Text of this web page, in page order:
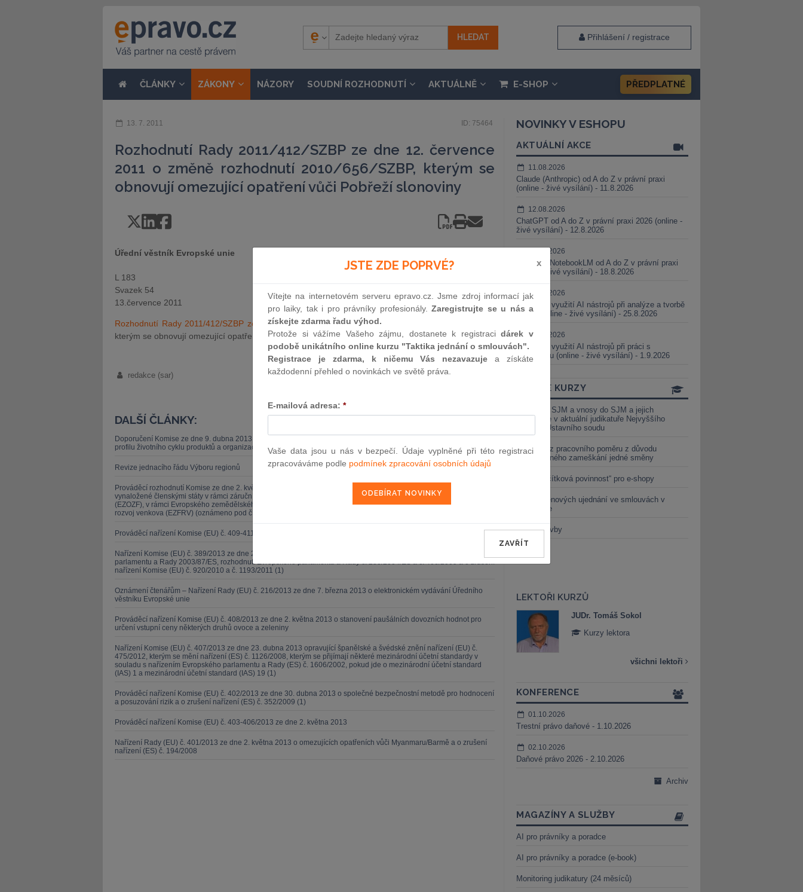
Přihlášení / registrace
ČLÁNKY ZÁKONY NÁZORY SOUDNÍ ROZHODNUTÍ AKTUÁLNĚ E-SHOP PŘEDPLATNÉ
13. 7. 2011 ID: 75464
Rozhodnutí Rady 2011/412/SZBP ze dne 12. července
2011 o změně rozhodnutí 2010/656/SZBP, kterým se
obnovují omezující opatření vůči Pobřeží slonoviny
Úřední věstník Evropské unie
L 183
Svazek 54
13.července 2011
Rozhodnutí Rady 2011/412/SZBP ze dne 12. července 2011 o změně rozhodnutí 2010/656/SZBP,
kterým se obnovují omezující opatření vůči Pobřeží slonoviny
redakce (sar)
DALŠÍ ČLÁNKY:
Doporučení Komise ze dne 9. dubna 2013 o používání společných metod pro měření a sdělování environmentálního
profilu životního cyklu produktů a organizací (1) 2013/179/EU
Revize jednacího řádu Výboru regionů
Prováděcí rozhodnutí Komise ze dne 2. května 2013, kterým se z financování Evropskou unií vylučují některé výdaje
vynaložené členskými státy v rámci záruční sekce Evropského zemědělského orientačního a záručního fondu
(EZOZF), v rámci Evropského zemědělského záručního fondu (EZZF) a v rámci Evropského zemědělského fondu pro
rozvoj venkova (EZFRV) (oznámeno pod číslem C(2013) 2436) 2013/214/EU
Prováděcí nařízení Komise (EU) č. 409-411/2013 ze dne 3. května 2013
Nařízení Komise (EU) č. 389/2013 ze dne 2. květnu 2013 o vytvoření registru Unie podle směrnice Evropského
parlamentu a Rady 2003/87/ES, rozhodnutí Evropského parlamentu a Rady č. 280/2004/ES a č. 406/2009 a o zrušení
nařízení Komise (EU) č. 920/2010 a č. 1193/2011 (1)
Oznámení čtenářům – Nařízení Rady (EU) č. 216/2013 ze dne 7. března 2013 o elektronickém vydávání Úředního
věstníku Evropské unie
Prováděcí nařízení Komise (EU) č. 408/2013 ze dne 2. května 2013 o stanovení paušálních dovozních hodnot pro
určení vstupní ceny některých druhů ovoce a zeleniny
Nařízení Komise (EU) č. 407/2013 ze dne 23. dubna 2013 opravující španělské a švédské znění nařízení (EU) č.
475/2012, kterým se mění nařízení (ES) č. 1126/2008, kterým se přijímají některé mezinárodní účetní standardy v
souladu s nařízením Evropského parlamentu a Rady (ES) č. 1606/2002, pokud jde o mezinárodní účetní standard
(IAS) 1 a mezinárodní účetní standard (IAS) 19 (1)
Prováděcí nařízení Komise (EU) č. 402/2013 ze dne 30. dubna 2013 o společné bezpečnostní metodě pro hodnocení
a posuzování rizik a o zrušení nařízení (ES) č. 352/2009 (1)
Prováděcí nařízení Komise (EU) č. 403-406/2013 ze dne 2. května 2013
Nařízení Rady (EU) č. 401/2013 ze dne 2. května 2013 o omezujících opatřeních vůči Myanmaru/Barmě a o zrušení
nařízení (ES) č. 194/2008
NOVINKY V ESHOPU
AKTUÁLNÍ AKCE
11.08.2026
Claude (Anthropic) od A do Z v právní praxi
(online - živé vysílání) - 11.8.2026
12.08.2026
ChatGPT od A do Z v právní praxi 2026 (online -
živé vysílání) - 12.8.2026
18.08.2026
Gemini a NotebookLM od A do Z v právní praxi
(online - živé vysílání) - 18.8.2026
25.08.2026
Praktické využití AI nástrojů při analýze a tvorbě
smluv (online - živé vysílání) - 25.8.2026
01.09.2026
Praktické využití AI nástrojů při práci s
judikaturou (online - živé vysílání) - 1.9.2026
ONLINE KURZY
Vnosy ze SJM a vnosy do SJM a jejich
valorizace v aktuální judikatuře Nejvyššího
soudu a Ústavního soudu
Výpověď z pracovního poměru z důvodu
neomluveného zameškání jedné směny
Nová „tlačítková povinnost“ pro e-shopy
Změna cenových ujednání ve smlouvách v
energetice
Černé stavby
LEKTOŘI KURZŮ
JUDr. Tomáš Nielsen
Kurzy lektora
JUDr. Tomáš Sokol
JUDr. Martin Maisner, Ph.D.,
MCIArb
všichni lektoři
KONFERENCE
01.10.2026
Trestní právo daňové - 1.10.2026
02.10.2026
Daňové právo 2026 - 2.10.2026
Archiv
MAGAZÍNY A SLUŽBY
AI pro právníky a poradce
AI pro právníky a poradce (e-book)
Monitoring judikatury (24 měsíců)
JSTE ZDE POPRVÉ? x
Vítejte na internetovém serveru epravo.cz. Jsme zdroj informací jak
pro laiky, tak i pro právníky profesionály.Zaregistrujte se u nás a
získejte zdarma řadu výhod.
Protože si vážíme Vašeho zájmu, dostanete k registracidárek v
podobě unikátního online kurzu "Taktika jednání o smlouvách".
Registrace je zdarma, k ničemu Vás nezavazuje a získáte
každodenní přehled o novinkách ve světě práva.
E-mailová adresa: *
Vaše data jsou u nás v bezpečí. Údaje vyplněné při této registraci
zpracováváme podle podmínek zpracování osobních údajů
ZAVŘÍT